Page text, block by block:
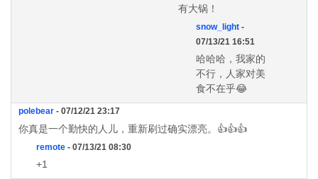
有大锅！
snow_light -
07/13/21 16:51
哈哈哈，我家的
不行，人家对美
食不在乎😂
polebear - 07/12/21 23:17
你真是一个勤快的人儿，重新刷过确实漂亮。👍👍👍
remote - 07/13/21 08:30
+1